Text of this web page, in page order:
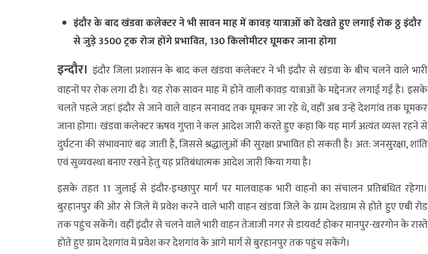
इंदौर के बाद खंडवा कलेक्टर ने भी सावन माह में कावड़ यात्राओं को देखते हुए लगाई रोक ठ्ठ इंदौर
से जुड़े 3500 ट्रक रोज होंगे प्रभावित, 130 किलोमीटर घूमकर जाना होगा
इन्दौर। इंदौर जिला प्रशासन के बाद कल खंडवा कलेक्टर ने भी इंदौर से खंडवा के बीच चलने वाले भारी
वाहनों पर रोक लगा दी है। यह रोक सावन माह में होने वाली कावड़ यात्राओं के मद्देनजर लगाई गई है। इसके
चलते पहले जहां इंदौर से जाने वाले वाहन सनावद तक घूमकर जा रहे थे, वहीं अब उन्हें देशगांव तक घूमकर
जाना होगा। खंडवा कलेक्टर ऋषव गुप्ता ने कल आदेश जारी करते हुए कहा कि यह मार्ग अत्यंत व्यस्त रहने से
दुर्घटना की संभावनाएं बढ़ जाती हैं, जिससे श्रद्धालुओं की सुरक्षा प्रभावित हो सकती है। अत: जनसुरक्षा, शांति
एवं सुव्यवस्था बनाए रखने हेतु यह प्रतिबंधात्मक आदेश जारी किया गया है।
इसके तहत 11 जुलाई से इंदौर-इच्छापुर मार्ग पर मालवाहक भारी वाहनों का संचालन प्रतिबंधित रहेगा।
बुरहानपुर की ओर से जिले में प्रवेश करने वाले भारी वाहन खंडवा जिले के ग्राम देशग्राम से होते हुए एबी रोड
तक पहुंच सकेंगे। वहीं इंदौर से चलने वाले भारी वाहन तेजाजी नगर से डायवर्ट होकर मानपुर-खरगोन के रास्ते
होते हुए ग्राम देशगांव में प्रवेश कर देशगांव के आगे मार्ग से बुरहानपुर तक पहुंच सकेंगे।